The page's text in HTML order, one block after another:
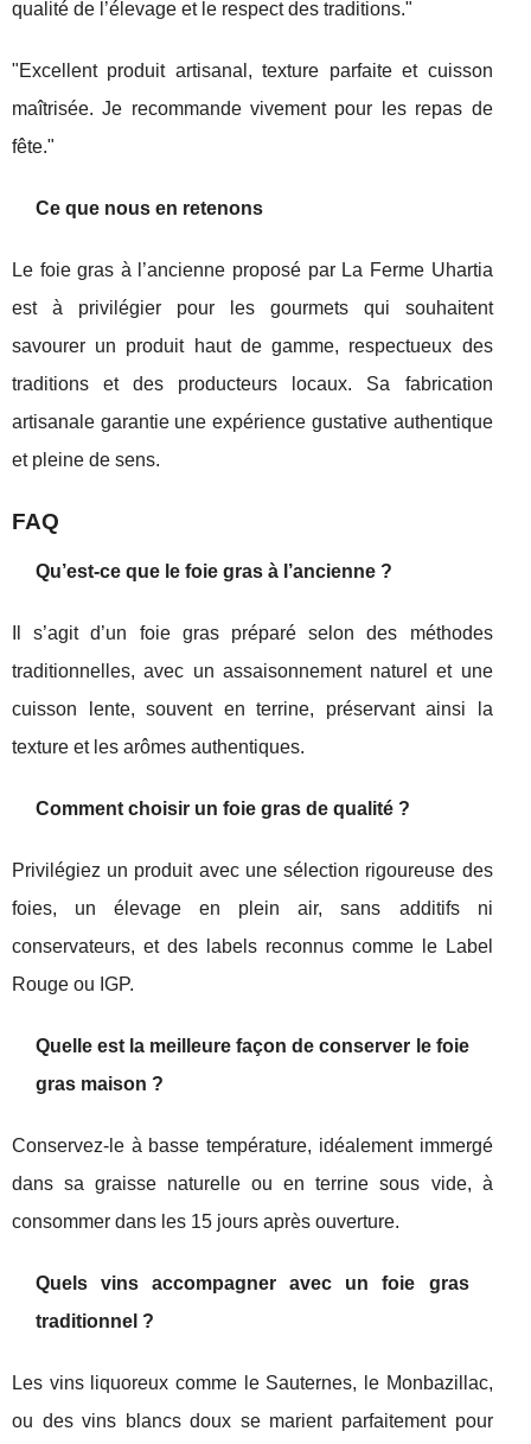
qualité de l’élevage et le respect des traditions."
"Excellent produit artisanal, texture parfaite et cuisson
maîtrisée. Je recommande vivement pour les repas de
fête."
Ce que nous en retenons
Le foie gras à l’ancienne proposé par La Ferme Uhartia
est à privilégier pour les gourmets qui souhaitent
savourer un produit haut de gamme, respectueux des
traditions et des producteurs locaux. Sa fabrication
artisanale garantie une expérience gustative authentique
et pleine de sens.
FAQ
Qu’est-ce que le foie gras à l’ancienne ?
Il s’agit d’un foie gras préparé selon des méthodes
traditionnelles, avec un assaisonnement naturel et une
cuisson lente, souvent en terrine, préservant ainsi la
texture et les arômes authentiques.
Comment choisir un foie gras de qualité ?
Privilégiez un produit avec une sélection rigoureuse des
foies, un élevage en plein air, sans additifs ni
conservateurs, et des labels reconnus comme le Label
Rouge ou IGP.
Quelle est la meilleure façon de conserver le foie
gras maison ?
Conservez-le à basse température, idéalement immergé
dans sa graisse naturelle ou en terrine sous vide, à
consommer dans les 15 jours après ouverture.
Quels vins accompagner avec un foie gras
traditionnel ?
Les vins liquoreux comme le Sauternes, le Monbazillac,
ou des vins blancs doux se marient parfaitement pour